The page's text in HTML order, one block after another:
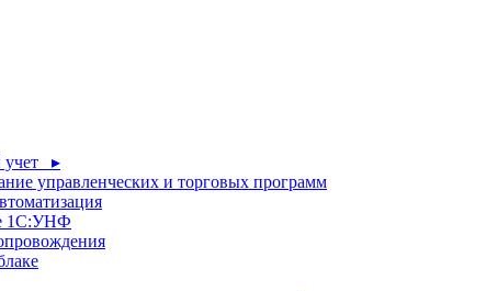
учет ▸
управленческих и торговых программ
1С:УНФ